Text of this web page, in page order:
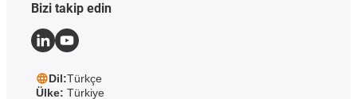
Bizi takip edin
Dil:Türkçe
Ülke: Türkiye